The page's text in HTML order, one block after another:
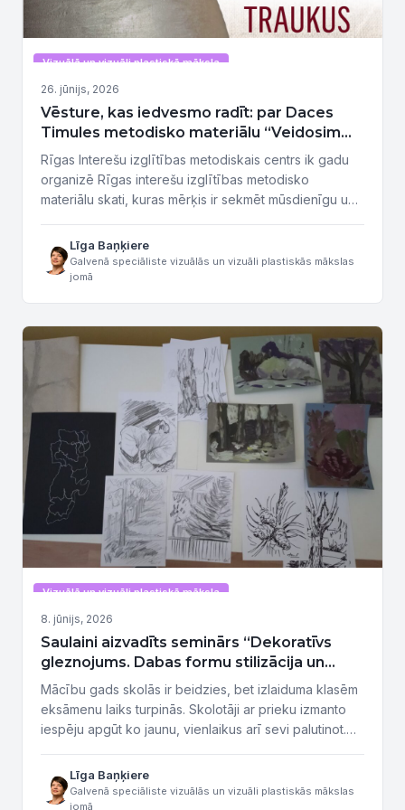
Vizuālā un vizuāli plastiskā māksla
26. jūnijs, 2026
Vēsture, kas iedvesmo radīt: par Daces
Timules metodisko materiālu “Veidosim
akmens laikmeta traukus”
Rīgas Interešu izglītības metodiskais centrs ik gadu
organizē Rīgas interešu izglītības metodisko
materiālu skati, kuras mērķis ir sekmēt mūsdienīgu un
pilnveidi, veicinot pedagogu radošo darbību,
pieredzes apmaiņu un labās prakses popularizēšanu.
Materiāls izdots sadarbībā ar Rīgas valstspilsētas
„Veidosim akmens...
Līga Baņķiere
Galvenā speciāliste vizuālās un vizuāli plastiskās mākslas
jomā
Vizuālā un vizuāli plastiskā māksla
8. jūnijs, 2026
Saulaini aizvadīts seminārs “Dekoratīvs
gleznojums. Dabas formu stilizācija un
tonalitāte, gleznojot plenērā”
Mācību gads skolās ir beidzies, bet izlaiduma klasēm
eksāmenu laiks turpinās. Skolotāji ar prieku izmanto
iespēju apgūt ko jaunu, vienlaikus arī sevi palutinot.
pedagogiem, kuri ir atvērti jauniem izaicinājumiem un
eksperimentiem un kuri trešdien, 3. jūnijā, piedalījās
Līga Baņķiere
Galvenā speciāliste vizuālās un vizuāli plastiskās mākslas
jomā